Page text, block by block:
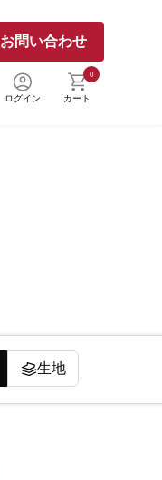
お問い合わせ
ログイン
0
カート
生地